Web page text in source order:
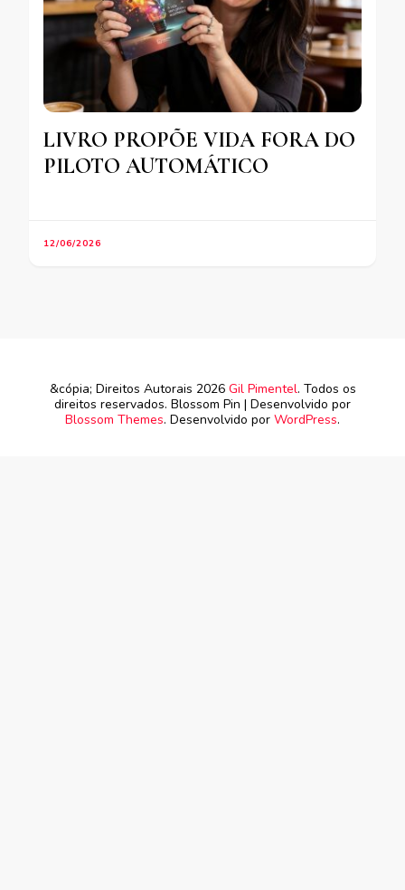
LIVRO PROPÕE VIDA FORA DO
PILOTO AUTOMÁTICO
12/06/2026
&cópia; Direitos Autorais 2026 Gil Pimentel. Todos os
direitos reservados. Blossom Pin | Desenvolvido por
Blossom Themes. Desenvolvido por WordPress.